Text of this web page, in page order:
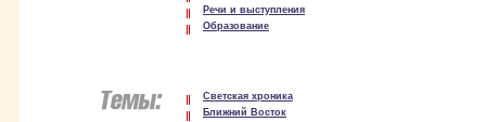
Речи и выступления
Образование
Светская хроника
Ближний Восток